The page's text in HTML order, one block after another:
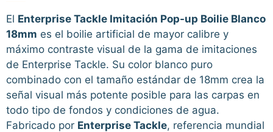
El Enterprise Tackle Imitación Pop-up Boilie Blanco
18mm es el boilie artificial de mayor calibre y
máximo contraste visual de la gama de imitaciones
de Enterprise Tackle. Su color blanco puro
combinado con el tamaño estándar de 18mm crea la
señal visual más potente posible para las carpas en
todo tipo de fondos y condiciones de agua.
Fabricado por Enterprise Tackle, referencia mundial